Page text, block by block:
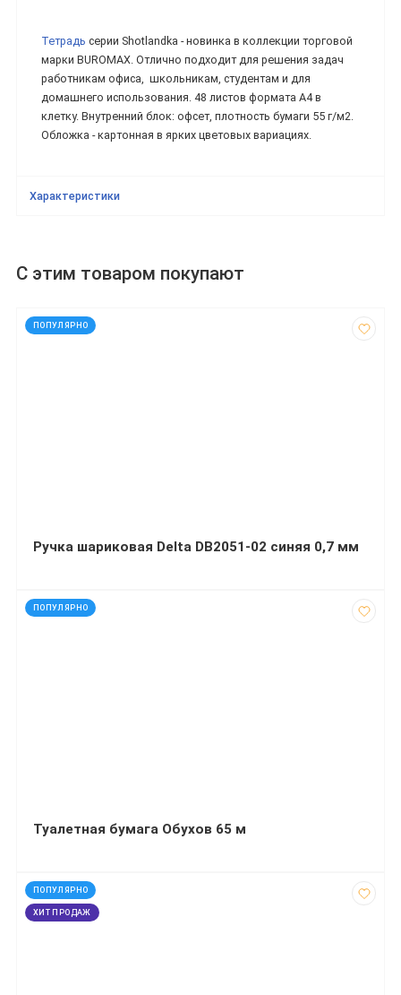
Тетрадь серии Shotlandka - новинка в коллекции торговой
марки BUROMAX. Отлично подходит для решения задач
работникам офиса, школьникам, студентам и для
домашнего использования. 48 листов формата А4 в
клетку. Внутренний блок: офсет, плотность бумаги 55 г/м2.
Обложка - картонная в ярких цветовых вариациях.
Характеристики
С этим товаром покупают
ПОПУЛЯРНО
код: 92192
Ручка шариковая Delta DB2051-02 синяя 0,7 мм
ПОПУЛЯРНО
код: 50201
Туалетная бумага Обухов 65 м
ПОПУЛЯРНО
ХИТ ПРОДАЖ
код: 20738